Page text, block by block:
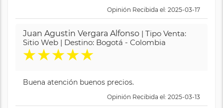
Opinión Recibida el: 2025-03-17
Juan Agustin Vergara Alfonso | Tipo Venta:
Sitio Web | Destino: Bogotá - Colombia
★★★★★
Buena atención buenos precios.
Opinión Recibida el: 2025-03-13